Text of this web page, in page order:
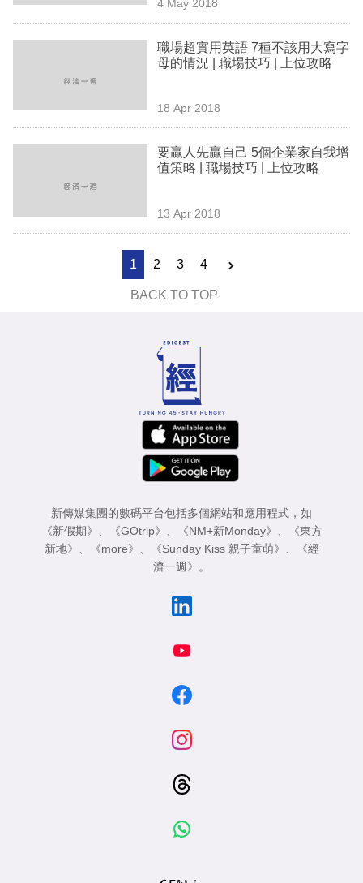
4 May 2018
職場超實用英語 7種不該用大寫字
母的情況 | 職場技巧 | 上位攻略
18 Apr 2018
要贏人先贏自己 5個企業家自我增
值策略 | 職場技巧 | 上位攻略
13 Apr 2018
1 2 3 4
BACK TO TOP
新傳媒集團的數碼平台包括多個網站和應用程式，如
《新假期》 、 《GOtrip》 、 《NM+新Monday》 、
《東方
新地》 、 《more》 、 《Sunday Kiss 親子童萌》 、
《經
濟一週》 。